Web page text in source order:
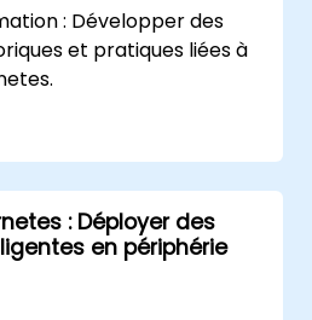
de développement et de
: Développer des
et pratiques liées à
: Déployer des
en périphérie